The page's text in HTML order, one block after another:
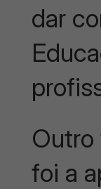
dar
Outro
foi a